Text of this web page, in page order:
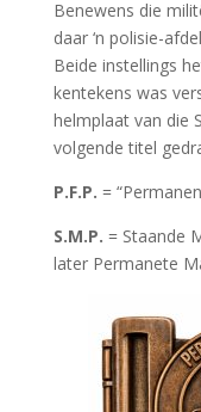
Benewens die
daar ‘n polisie-
Beide instellings
kentekens was
helmplaat van die
volgende titel
P.F.P. =
S.M.P. = Staande
later Permanete